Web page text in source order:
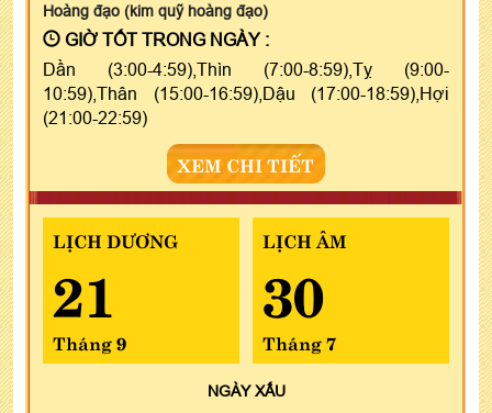
Hoàng đạo (kim quỹ hoàng đạo)
GIỜ TỐT TRONG NGÀY :
Dần (3:00-4:59),Thìn (7:00-8:59),Tỵ (9:00-
10:59),Thân (15:00-16:59),Dậu (17:00-18:59),Hợi
(21:00-22:59)
XEM CHI TIẾT
LỊCH DƯƠNG
21
Tháng 9
LỊCH ÂM
30
Tháng 7
NGÀYXẤU